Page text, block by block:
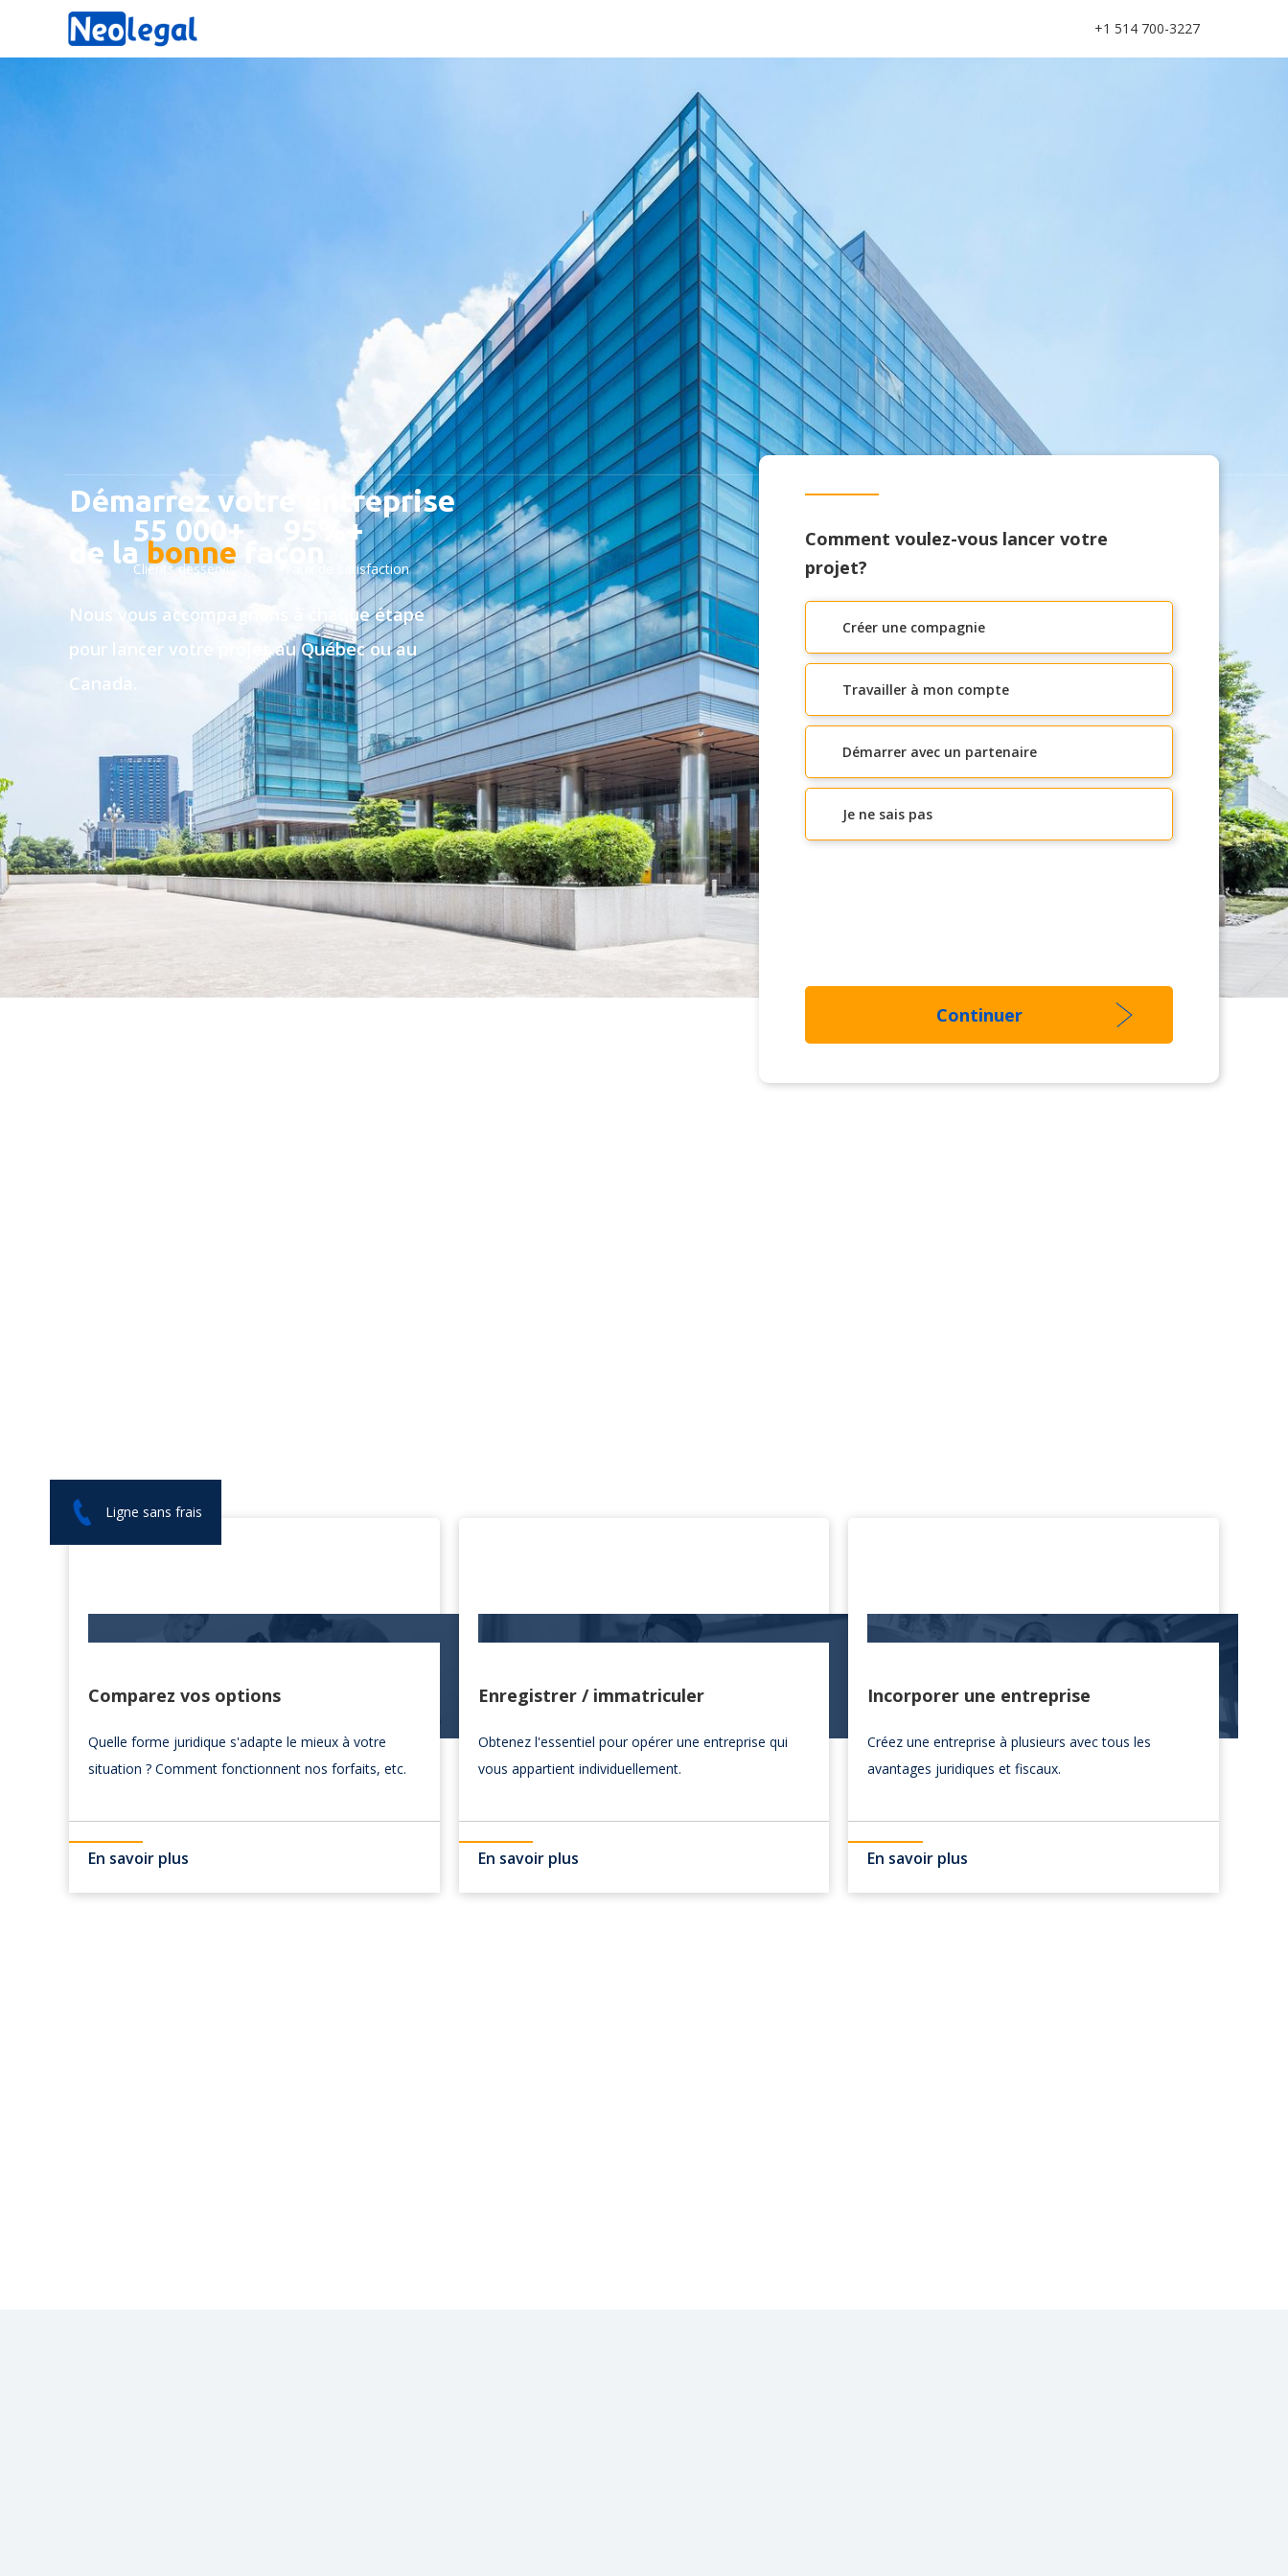
+1 514 700-3227
55 000+
Clients desservis
95%+
Taux de satisfaction
Démarrez votre entreprise
de labonne façon
Nous vous accompagnons à chaque étape
pour lancer votre projet au Québec ou au
Canada.
Comment voulez-vous lancer votre
projet?
Créer une compagnie
Travailler à mon compte
Démarrer avec un partenaire
Je ne sais pas
Continuer
Ligne sans frais
Comparez vos options
Quelle forme juridique s'adapte le mieux à votre
situation ? Comment fonctionnent nos forfaits, etc.
En savoir plus
Enregistrer / immatriculer
Obtenez l'essentiel pour opérer une entreprise qui
vous appartient individuellement.
En savoir plus
Incorporer une entreprise
Créez une entreprise à plusieurs avec tous les
avantages juridiques et fiscaux.
En savoir plus